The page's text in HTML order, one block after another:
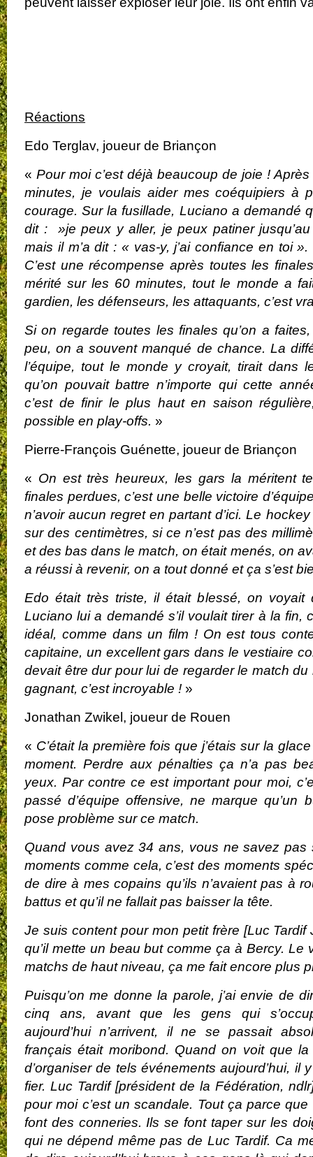
Réactions
Edo Terglav, joueur de Briançon
« Pour moi c’est déjà beaucoup de joie !
minutes, je voulais aider mes coéquipiers à
courage. Sur la fusillade, Luciano a demandé
dit : »je peux y aller, je peux patiner
mais il m’a dit : « vas-y, j’ai confiance en toi
C’est une récompense après toutes les
mérité sur les 60 minutes, tout le monde a
gardien, les défenseurs, les attaquants, c’est
Si on regarde toutes les finales qu’on a
peu, on a souvent manqué de chance. La
l’équipe, tout le monde y croyait, tirait dans
qu’on pouvait battre n’importe qui cette
c’est de finir le plus haut en saison
possible en play-offs. »
Pierre-François Guénette, joueur de Briançon
« On est très heureux, les gars la méritent
finales perdues, c’est une belle victoire
n’avoir aucun regret en partant d’ici. Le
sur des centimètres, si ce n’est pas des
et des bas dans le match, on était menés, on
a réussi à revenir, on a tout donné et ça s’est
Edo était très triste, il était blessé, on voyait
Luciano lui a demandé s’il voulait tirer à la fin,
idéal, comme dans un film ! On est tous
capitaine, un excellent gars dans le vestiaire
devait être dur pour lui de regarder le match
gagnant, c’est incroyable ! »
Jonathan Zwikel, joueur de Rouen
« C’était la première fois que j’étais sur la
moment. Perdre aux pénalties ça n’a pas
yeux. Par contre ce est important pour moi,
passé d’équipe offensive, ne marque qu’un
pose problème sur ce match.
Quand vous avez 34 ans, vous ne savez pas
moments comme cela, c’est des moments
de dire à mes copains qu’ils n’avaient pas à
battus et qu’il ne fallait pas baisser la tête.
Je suis content pour mon petit frère [Luc Tardif
qu’il mette un beau but comme ça à Bercy. Le
matchs de haut niveau, ça me fait encore plus
Puisqu’on me donne la parole, j’ai envie de
cinq ans, avant que les gens qui
aujourd’hui n’arrivent, il ne se passait
français était moribond. Quand on voit que
d’organiser de tels événements aujourd’hui, il
fier. Luc Tardif [président de la Fédération,
pour moi c’est un scandale. Tout ça parce
font des conneries. Ils se font taper sur les
qui ne dépend même pas de Luc Tardif. Ca